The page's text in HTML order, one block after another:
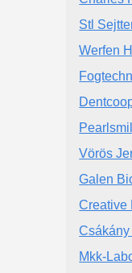
Stl
Werfen
Vörös
Galen
Creative
Csákány
Mkk-